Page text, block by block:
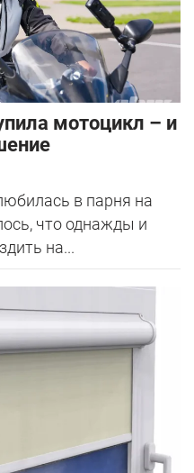
мотоцикл – и
в парня на
что однажды и
на...